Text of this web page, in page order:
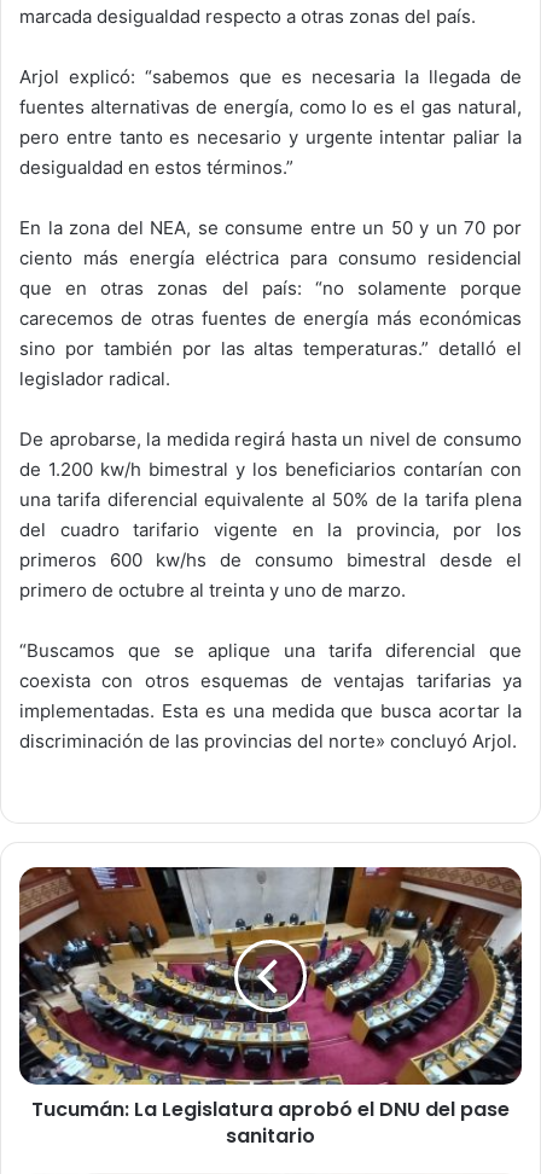
marcada desigualdad respecto a otras zonas del país.
Arjol explicó: “sabemos que es necesaria la llegada de
fuentes alternativas de energía, como lo es el gas natural,
pero entre tanto es necesario y urgente intentar paliar la
desigualdad en estos términos.”
En la zona del NEA, se consume entre un 50 y un 70 por
ciento más energía eléctrica para consumo residencial
que en otras zonas del país: “no solamente porque
carecemos de otras fuentes de energía más económicas
sino por también por las altas temperaturas.” detalló el
legislador radical.
De aprobarse, la medida regirá hasta un nivel de consumo
de 1.200 kw/h bimestral y los beneficiarios contarían con
una tarifa diferencial equivalente al 50% de la tarifa plena
del cuadro tarifario vigente en la provincia, por los
primeros 600 kw/hs de consumo bimestral desde el
primero de octubre al treinta y uno de marzo.
“Buscamos que se aplique una tarifa diferencial que
coexista con otros esquemas de ventajas tarifarias ya
implementadas. Esta es una medida que busca acortar la
discriminación de las provincias del norte» concluyó Arjol.
Tucumán:
La
Legislatura
aprobó
el
DNU
del
pase
sanitario
Tucumán: La Legislatura aprobó el DNU del pase
sanitario